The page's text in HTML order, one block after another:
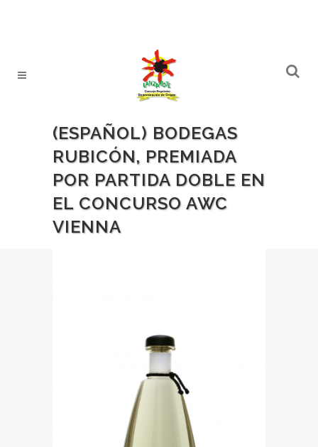
(ESPAÑOL) BODEGAS
RUBICÓN, PREMIADA
POR PARTIDA DOBLE EN
EL CONCURSO AWC
VIENNA